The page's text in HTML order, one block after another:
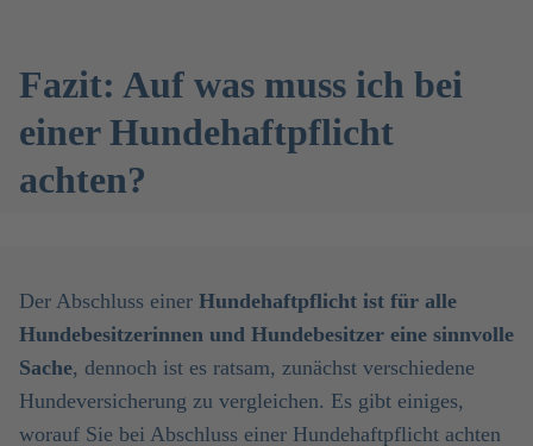
Fazit: Auf was muss ich bei
einer Hundehaftpflicht
achten?
Der Abschluss einer Hundehaftpflicht ist für alle
Hundebesitzerinnen und Hundebesitzer eine sinnvolle
Sache, dennoch ist es ratsam, zunächst verschiedene
Hundeversicherung zu vergleichen. Es gibt einiges,
worauf Sie bei Abschluss einer Hundehaftpflicht achten